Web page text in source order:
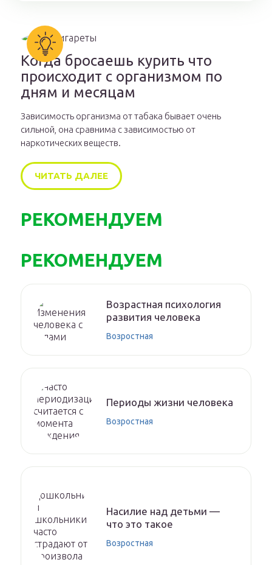
Когда бросаешь курить что
происходит с организмом по
дням и месяцам
Зависимость организма от табака бывает очень
сильной, она сравнима с зависимостью от
наркотических веществ.
ЧИТАТЬ ДАЛЕЕ
РЕКОМЕНДУЕМ
РЕКОМЕНДУЕМ
Возрастная психология
развития человека
Возростная
Периоды жизни человека
Возростная
Насилие над детьми —
что это такое
Возростная